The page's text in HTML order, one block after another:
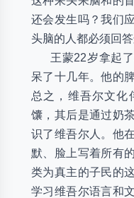
还会发生吗？我们
头脑的人都必须回答
王蒙22岁拿起了
呆了十几年。他的
总之，维吾尔文化
馕，其后是通过奶
识了维吾尔人。他
默、脸上写着所有
类为真主的子民的
学习维吾尔语言和